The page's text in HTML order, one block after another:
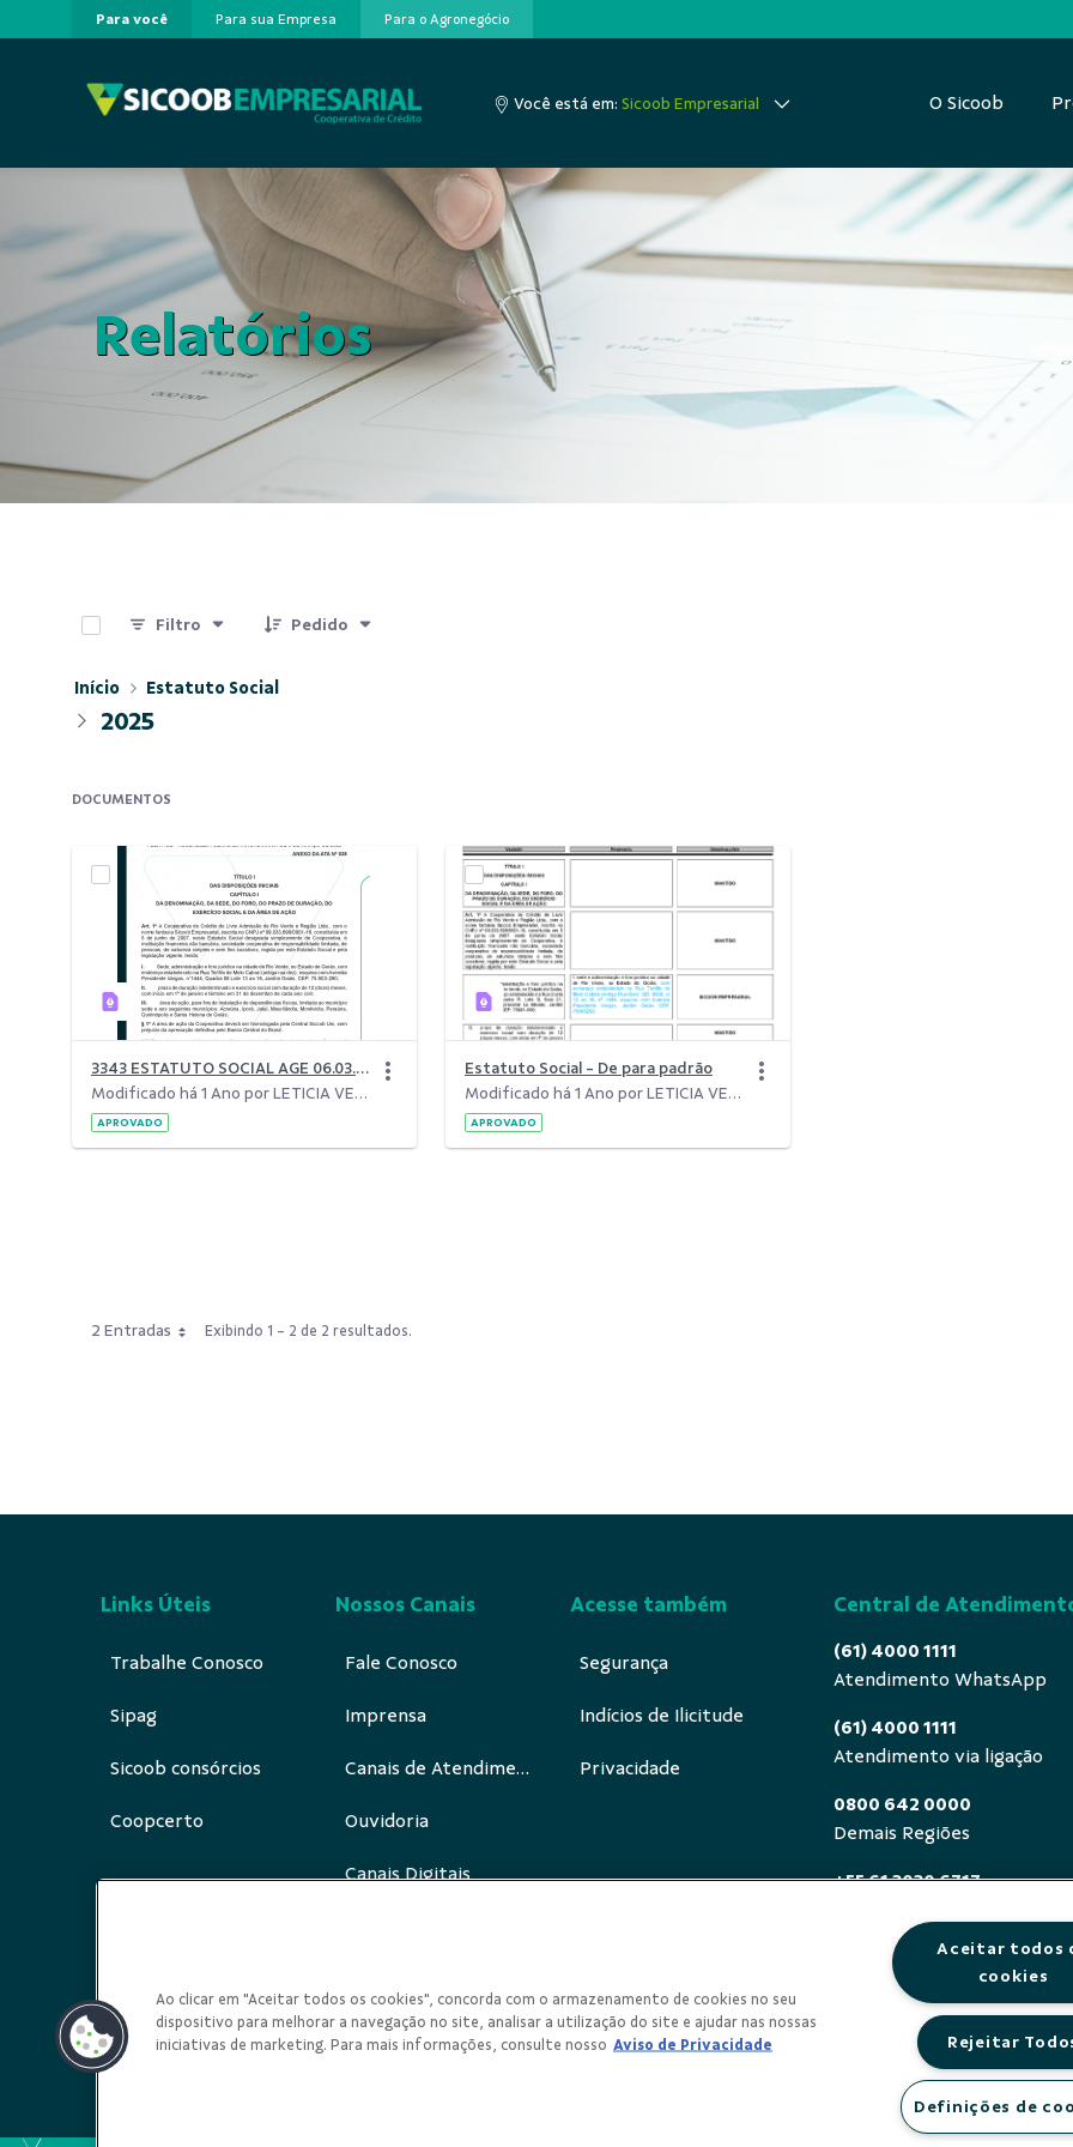
Pular para o Conteúdo principal
Para você Para sua Empresa Para o Agronegócio
Você está em: Sicoob Empresarial O Sicoob
Relatórios
Filtro Pedido
Início Estatuto Social
2025
DOCUMENTOS
3343 ESTATUTO SOCIAL AGE 06.03.2025.pdf
Modificado há 1 Ano por LETICIA VERONA.
APROVADO
Estatuto Social - De para padrão
Modificado há 1 Ano por LETICIA VERONA.
APROVADO
2 Entradas Exibindo 1 - 2 de 2 resultados.
Links Úteis
Trabalhe Conosco
Sipag
Sicoob consórcios
Coopcerto
Nossos Canais
Fale Conosco
Imprensa
Canais de Atendimento
Ouvidoria
Canais Digitais
Acesse também
Segurança
Indícios de Ilicitude
Privacidade
Redes Sociais
Central de
(61) 4000 1111
Atendimento WhatsApp
(61) 4000 1111
Atendimento via ligação
0800 642 0000
Demais Regiões
+55 61 3030 6717
0800 940 0458
Deficientes auditivos ou de
segunda a sexta, das 8h às
Ao clicar em "Aceitar todos os cookies", concorda com o armazenamento de cookies no seu
dispositivo para melhorar a navegação no site, analisar a utilização do site e ajudar nas nossas
iniciativas de marketing. Para mais informações, consulte nosso Aviso de Privacidade
Aceitar todos
cookies
Rejeitar
Definições de